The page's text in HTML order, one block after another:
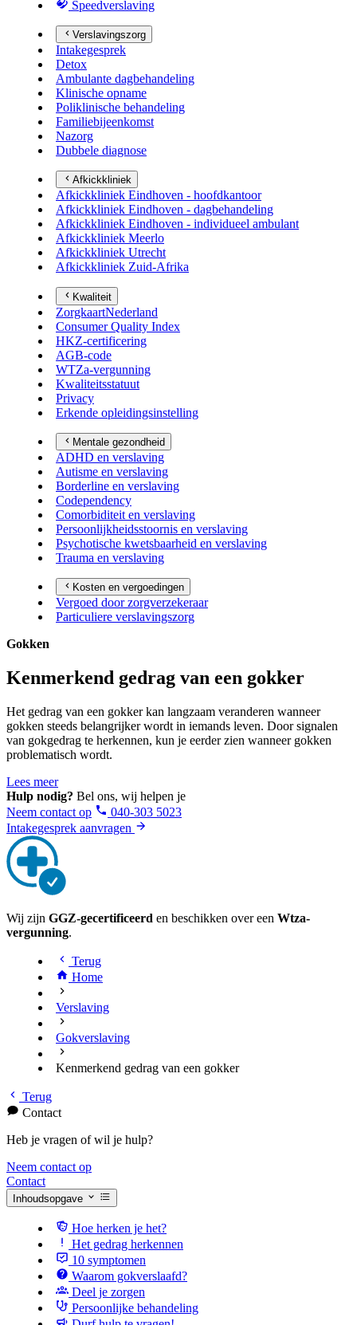
Speedverslaving
Verslavingszorg
Intakegesprek
Detox
Ambulante dagbehandeling
Klinische opname
Poliklinische behandeling
Familiebijeenkomst
Nazorg
Dubbele diagnose
Afkickkliniek
Afkickkliniek Eindhoven - hoofdkantoor
Afkickkliniek Eindhoven - dagbehandeling
Afkickkliniek Eindhoven - individueel ambulant
Afkickkliniek Meerlo
Afkickkliniek Utrecht
Afkickkliniek Zuid-Afrika
Kwaliteit
ZorgkaartNederland
Consumer Quality Index
HKZ-certificering
AGB-code
WTZa-vergunning
Kwaliteitsstatuut
Privacy
Erkende opleidingsinstelling
Mentale gezondheid
ADHD en verslaving
Autisme en verslaving
Borderline en verslaving
Codependency
Comorbiditeit en verslaving
Persoonlijkheidsstoornis en verslaving
Psychotische kwetsbaarheid en verslaving
Trauma en verslaving
Kosten en vergoedingen
Vergoed door zorgverzekeraar
Particuliere verslavingszorg
Gokken
Kenmerkend gedrag van een gokker
Het gedrag van een gokker kan langzaam veranderen wanneer
gokken steeds belangrijker wordt in iemands leven. Door signalen
van gokgedrag te herkennen, kun je eerder zien wanneer gokken
problematisch wordt.
Lees meer
Hulp nodig? Bel ons, wij helpen je
Neem contact op
040-303 5023
Intakegesprek aanvragen
Wij zijn GGZ-gecertificeerd en beschikken over een Wtza-
vergunning.
Terug
Home
Verslaving
Gokverslaving
Kenmerkend gedrag van een gokker
Terug
Contact
Heb je vragen of wil je hulp?
Neem contact op
Contact
Inhoudsopgave
Hoe herken je het?
Het gedrag herkennen
10 symptomen
Waarom gokverslaafd?
Deel je zorgen
Persoonlijke behandeling